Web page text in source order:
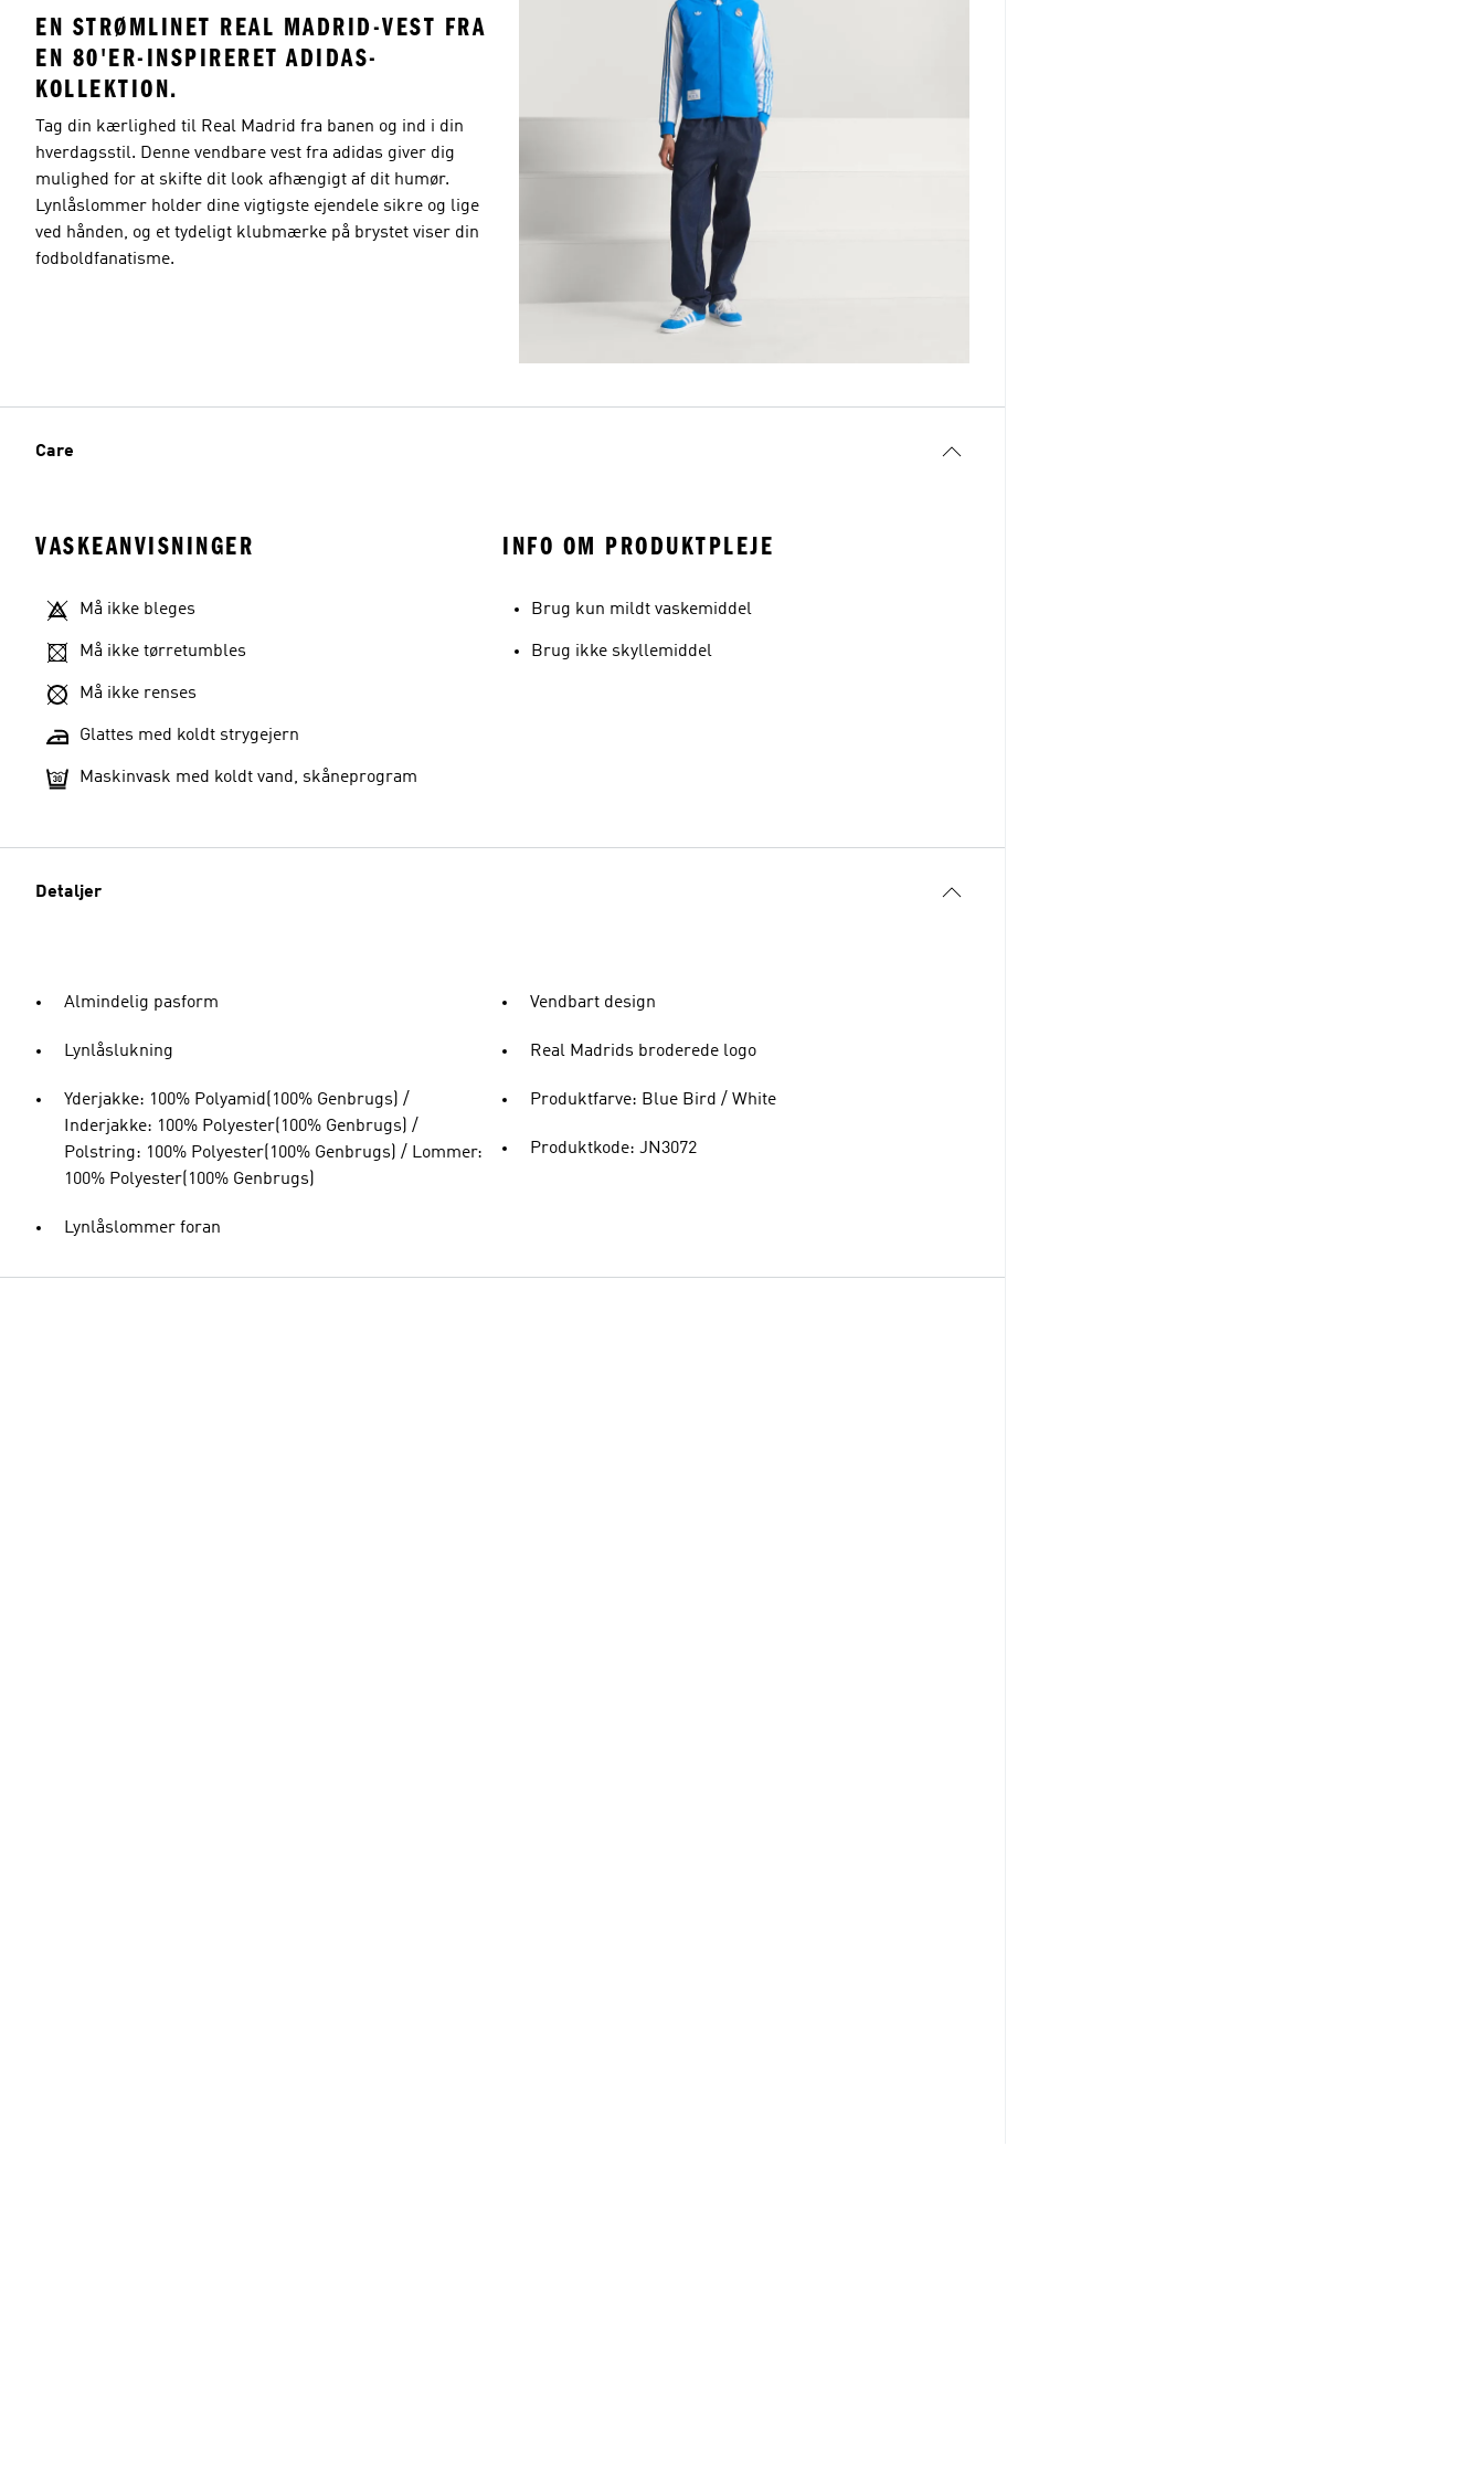
EN STRØMLINET REAL MADRID-VEST FRA
EN 80'ER-INSPIRERET ADIDAS-
KOLLEKTION.
Tag din kærlighed til Real Madrid fra banen og ind i din
hverdagsstil. Denne vendbare vest fra adidas giver dig
mulighed for at skifte dit look afhængigt af dit humør.
Lynlåslommer holder dine vigtigste ejendele sikre og lige
ved hånden, og et tydeligt klubmærke på brystet viser din
fodboldfanatisme.
Care
VASKEANVISNINGER
Må ikke bleges
Må ikke tørretumbles
Må ikke renses
Glattes med koldt strygejern
Maskinvask med koldt vand, skåneprogram
INFO OM PRODUKTPLEJE
Brug kun mildt vaskemiddel
Brug ikke skyllemiddel
Detaljer
Almindelig pasform
Lynlåslukning
Yderjakke: 100% Polyamid(100% Genbrugs) /
Inderjakke: 100% Polyester(100% Genbrugs) /
Polstring: 100% Polyester(100% Genbrugs) / Lommer:
100% Polyester(100% Genbrugs)
Lynlåslommer foran
Vendbart design
Real Madrids broderede logo
Produktfarve: Blue Bird / White
Produktkode: JN3072